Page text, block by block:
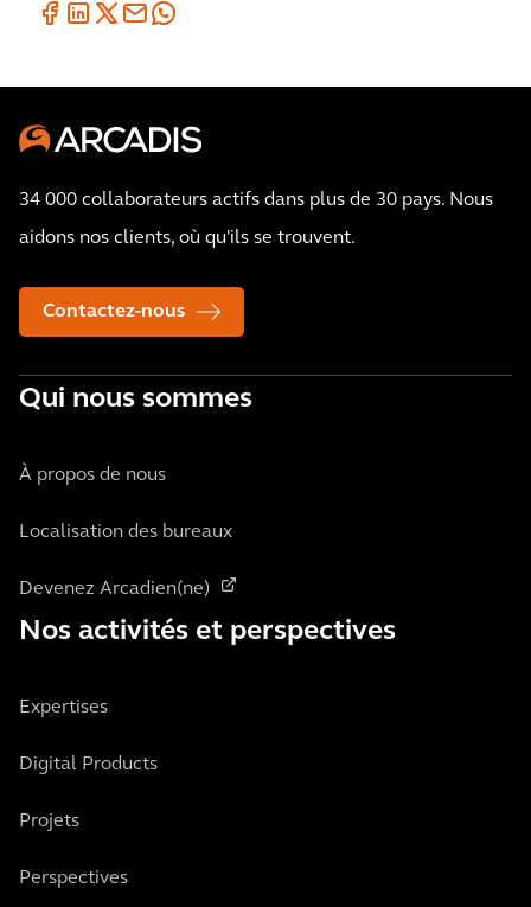
34 000 collaborateurs actifs dans plus de 30 pays. Nous
aidons nos clients, où qu'ils se trouvent.
Contactez-nous
Qui nous sommes
À propos de nous
Localisation des bureaux
Devenez Arcadien(ne)
Nos activités et perspectives
Expertises
Digital Products
Projets
Perspectives